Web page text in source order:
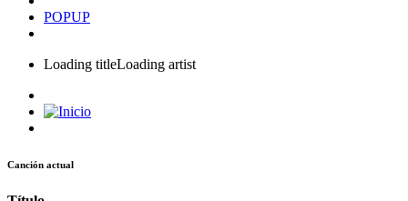
POPUP
Loading titleLoading artist
Canción actual